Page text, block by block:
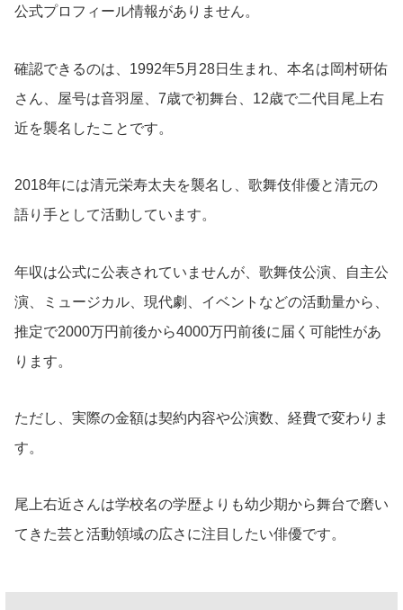
公式プロフィール情報がありません。
確認できるのは、1992年5月28日生まれ、本名は岡村研佑
さん、屋号は音羽屋、7歳で初舞台、12歳で二代目尾上右
近を襲名したことです。
2018年には清元栄寿太夫を襲名し、歌舞伎俳優と清元の
語り手として活動しています。
年収は公式に公表されていませんが、歌舞伎公演、自主公
演、ミュージカル、現代劇、イベントなどの活動量から、
推定で2000万円前後から4000万円前後に届く可能性があ
ります。
ただし、実際の金額は契約内容や公演数、経費で変わりま
す。
尾上右近さんは学校名の学歴よりも幼少期から舞台で磨い
てきた芸と活動領域の広さに注目したい俳優です。